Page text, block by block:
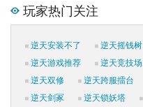
玩家热门关注
逆天安装不了 逆天摇钱树
逆天游戏推荐
逆天竞技场
逆天双修
逆天跨服擂台
逆天剑冢
逆天锁妖塔